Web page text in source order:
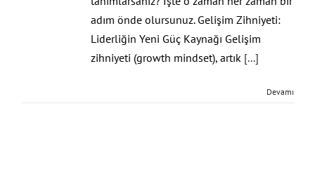
adım önde olursunuz. Gelişim Zihniyeti:
Liderliğin Yeni Güç Kaynağı Gelişim
zihniyeti (growth mindset), artık [...]
Devamı